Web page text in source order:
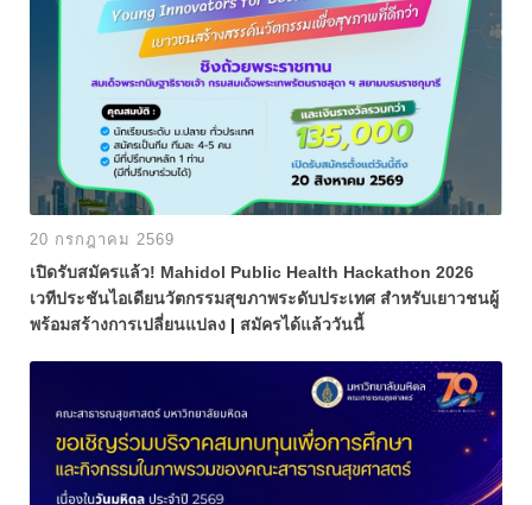
20 กรกฎาคม 2569
เปิดรับสมัครแล้ว! Mahidol Public Health Hackathon 2026
เวทีประชันไอเดียนวัตกรรมสุขภาพระดับประเทศ สำหรับเยาวชนผู้
พร้อมสร้างการเปลี่ยนแปลง | สมัครได้แล้ววันนี้